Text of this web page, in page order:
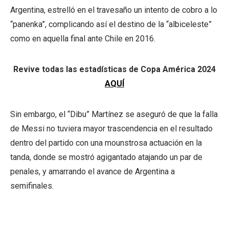
Argentina, estrelló en el travesaño un intento de cobro a lo
“panenka”, complicando así el destino de la “albiceleste”
como en aquella final ante Chile en 2016.
Revive todas las estadísticas de Copa América 2024
AQUÍ
Sin embargo, el “Dibu” Martínez se aseguró de que la falla
de Messi no tuviera mayor trascendencia en el resultado
dentro del partido con una mounstrosa actuación en la
tanda, donde se mostró agigantado atajando un par de
penales, y amarrando el avance de Argentina a
semifinales.